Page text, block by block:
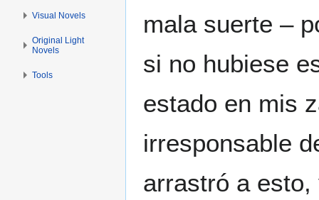
mala suerte –
si no hubiese
estado en mis
irresponsable
arrastró a
Visual Novels
Original Light
Novels
Tools